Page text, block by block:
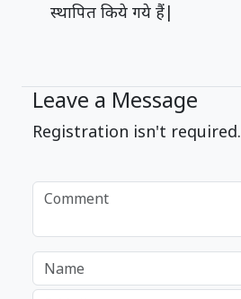
स्थापित किये गये हैं|
Leave a Message
Registration isn't required.